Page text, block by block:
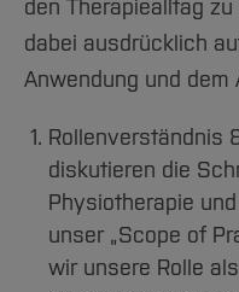
Arbeiten im FB G
Forschung und
International
Team
Service
Studiengänge
Aktuelles
Studium
Fachgruppen
Forschung und
International
Team
Service
Amtliche
Notfall-Infos
BO Shop
Gleichstellung
Vertretungen
Wahlen
Medienzentrum
qed-Stiftung
Zentrale
den Therapiealltag
dabei ausdrücklich
Anwendung und
Rollenverständnis
diskutieren die
Physiotherapie
unser „Scope of
wir unsere Rolle